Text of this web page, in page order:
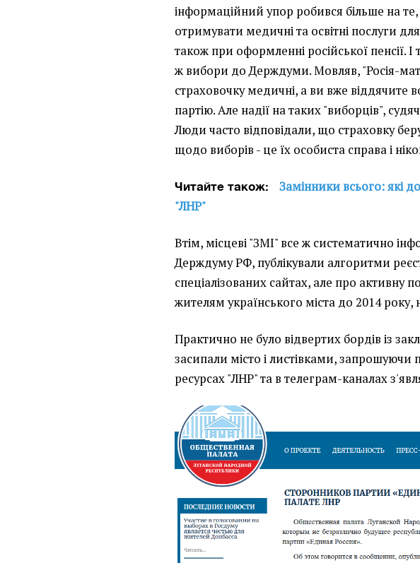
інформаційний упор робився більше на
отримувати медичні та освітні послуги
також при оформленні російської пенсії.
ж вибори до Держдуми. Мовляв, "Росія-
страховочку медичні, а ви вже віддячите
партію. Але надії на таких "виборців",
Люди часто відповідали, що страховку
щодо виборів - це їх особиста справа і
Читайте також:
Замінники всього: які
"ЛНР"
Втім, місцеві "ЗМІ" все ж систематично
Держдуму РФ, публікували алгоритми
спеціалізованих сайтах, але про активну
жителям українського міста до 2014 року,
Практично не було відвертих бордів із
засипали місто і листівками,
ресурсах "ЛНР" та в телеграм-каналах